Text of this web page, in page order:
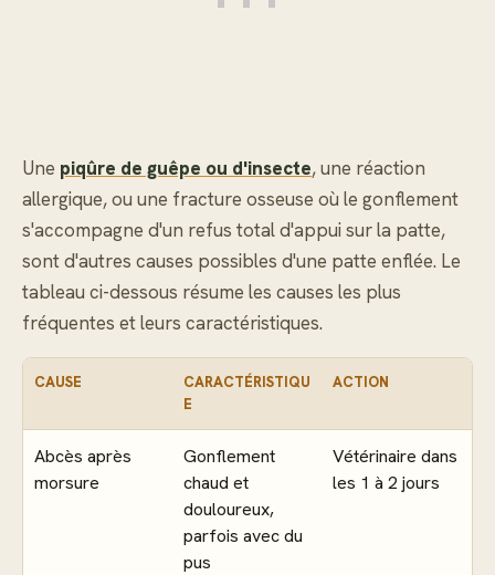
Une piqûre de guêpe ou d'insecte, une réaction
allergique, ou une fracture osseuse où le gonflement
s'accompagne d'un refus total d'appui sur la patte,
sont d'autres causes possibles d'une patte enflée. Le
tableau ci-dessous résume les causes les plus
fréquentes et leurs caractéristiques.
CAUSE
CARACTÉRISTIQU
E
ACTION
Abcès après
morsure
Gonflement
chaud et
douloureux,
parfois avec du
pus
Vétérinaire dans
les 1 à 2 jours